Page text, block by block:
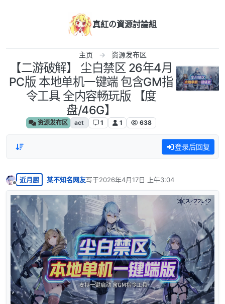
真紅の資源討論組
主页 资源发布区
【二游破解】 尘白禁区 26年4月
PC版 本地单机一键端 包含GM指
令工具 全内容畅玩版 【度
盘/46G】
资源发布区 act 1 1 638
登录后回复
离线
近月厨 某不知名网友写于2026年4月17日 上午3:04
最后由 编辑